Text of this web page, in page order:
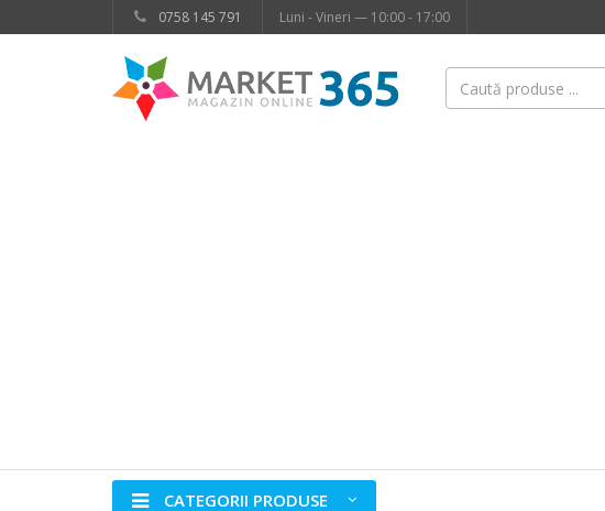
0758 145 791 Luni - Vineri — 10:00 - 17:00
CATEGORII PRODUSE